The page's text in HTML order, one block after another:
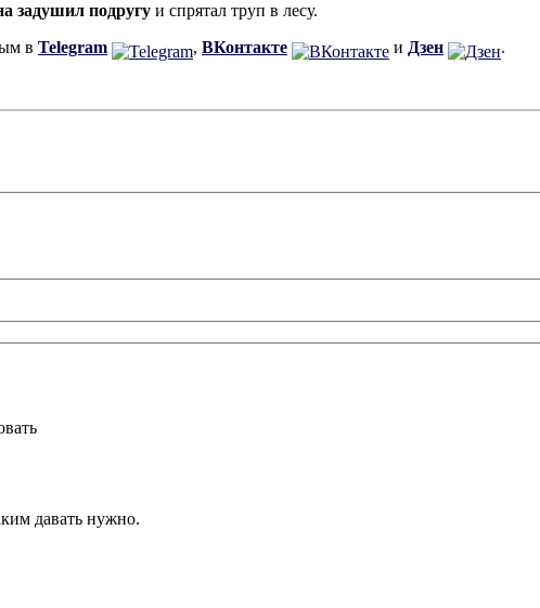
задушил подругу и спрятал труп в лесу.
в Telegram , ВКонтакте и Дзен .
давать нужно.